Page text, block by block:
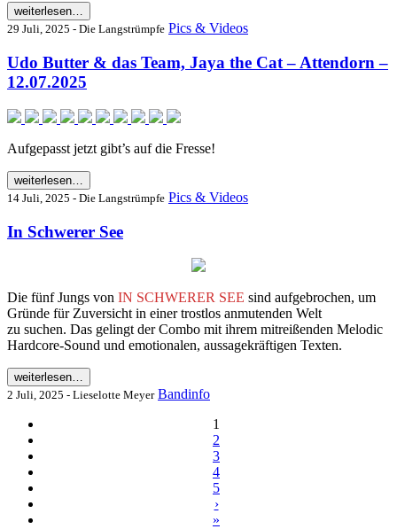
weiterlesen…
29 Juli, 2025 - Die Langstrümpfe Pics & Videos
Udo Butter & das Team, Jaya the Cat – Attendorn –
12.07.2025
Aufgepasst jetzt gibt’s auf die Fresse!
weiterlesen…
14 Juli, 2025 - Die Langstrümpfe Pics & Videos
In Schwerer See
Die fünf Jungs von IN SCHWERER SEE sind aufgebrochen, um
Gründe für Zuversicht in einer trostlos anmutenden Welt
zu suchen. Das gelingt der Combo mit ihrem mitreißenden Melodic
Hardcore-Sound und emotionalen, aussagekräftigen Texten.
weiterlesen…
2 Juli, 2025 - Lieselotte Meyer Bandinfo
1
2
3
4
5
›
»